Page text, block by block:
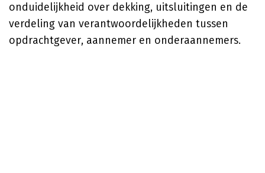
onduidelijkheid over dekking, uitsluitingen en de
verdeling van verantwoordelijkheden tussen
opdrachtgever, aannemer en onderaannemers.